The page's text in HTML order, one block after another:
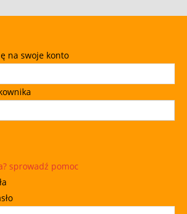
na swoje konto
sprowadź pomoc